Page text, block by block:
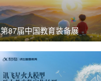
第87届中国教育装备展